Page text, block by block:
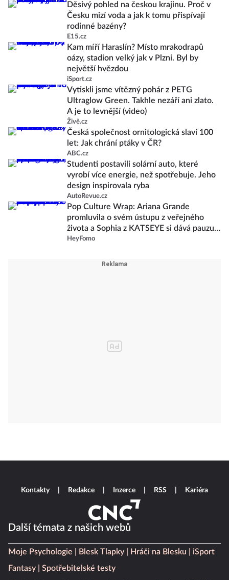
Děsivý pohled na českou krajinu. Proč v
Česku mizí voda a jak k tomu přispívají
rodinné bazény?
E15.cz
Kam míří Haraslín? Místo mrakodrapů
oázy, stadion velký jak v Plzni. Byl by
největší hvězdou
iSport.cz
Vytiskli jsme vítězný pohár z PETG
Ultraglow Green. Takhle nezáří ani zlato.
A je to levnější (video)
Živě.cz
Česká společnost ornitologická slaví 100
let: Jak chrání ptáky v ČR?
ABC.cz
Studenti postavili solární auto, které
vyrobí více energie, než spotřebuje. Jeho
design inspirovala ryba
AutoRevue.cz
Pop Culture Wrap: Ariana Grande
promluvila o svém ústupu z veřejného
života a Sophia z KATSEYE si dává pauzu
od skupiny
HeyFomo
Další témata z našich webů
Moje Psychologie Blesk Tlapky Hráči na Blesku
iSport
Fantasy
Spotřebitelské testy
Kontakty Redakce Inzerce RSS Kariéra